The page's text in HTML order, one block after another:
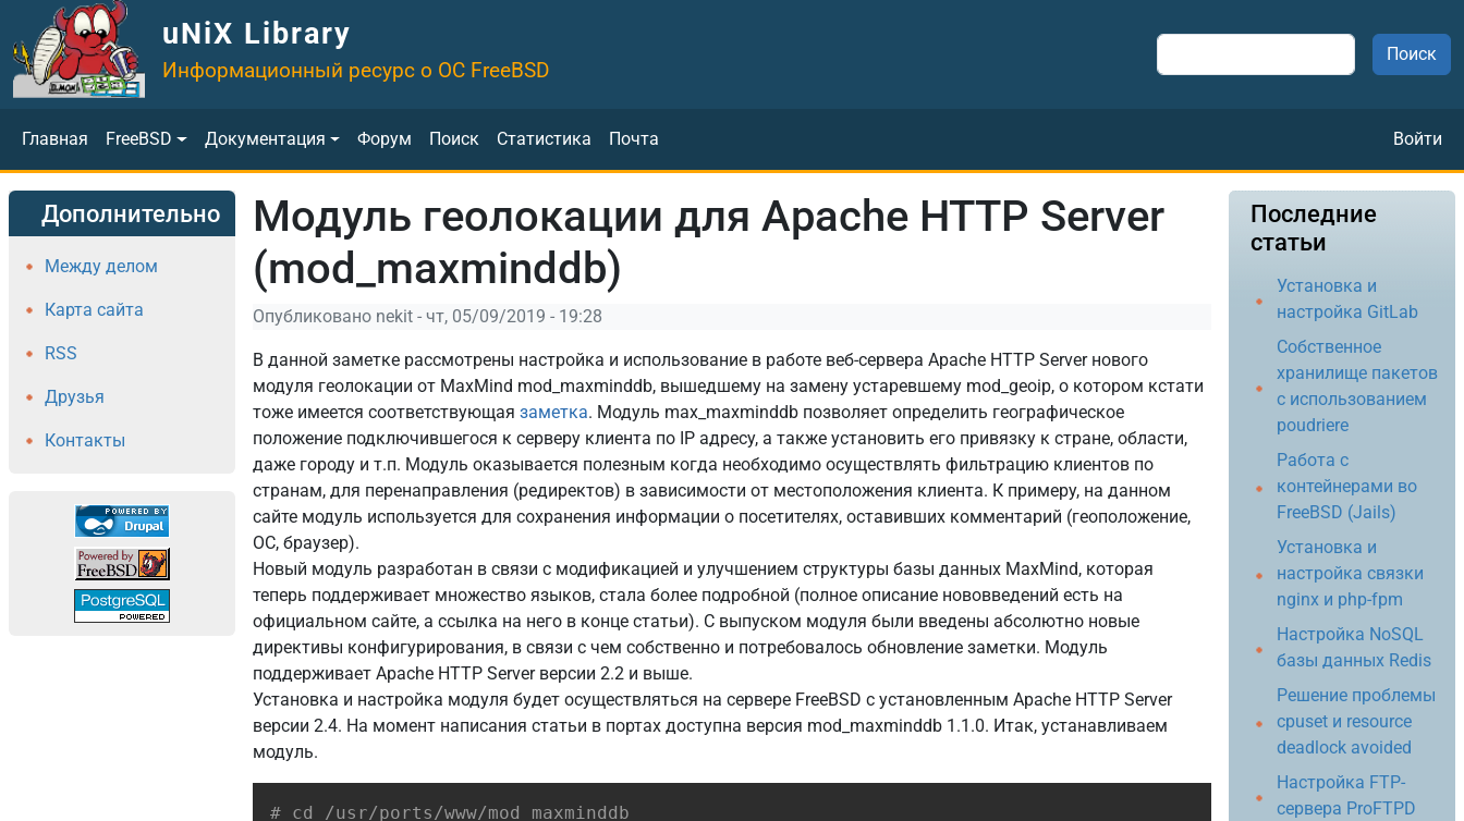
Перейти к основному содержанию
uNiX Library
Информационный ресурс о ОС FreeBSD
Поиск
Основная навигация
Главная FreeBSD Документация Форум Поиск Статистика Почта Войти
Дополнительно
Между делом
Карта сайта
RSS
Друзья
Контакты
Модуль геолокации для Apache HTTP Server
(mod_maxminddb)
Опубликовано nekit - чт, 05/09/2019 - 19:28
В данной заметке рассмотрены настройка и использование в работе веб-сервера Apache HTTP Server нового
модуля геолокации от MaxMind mod_maxminddb, вышедшему на замену устаревшему mod_geoip, о котором кстати
тоже имеется соответствующая заметка. Модуль max_maxminddb позволяет определить географическое
положение подключившегося к серверу клиента по IP адресу, а также установить его привязку к стране, области,
даже городу и т.п. Модуль оказывается полезным когда необходимо осуществлять фильтрацию клиентов по
странам, для перенаправления (редиректов) в зависимости от местоположения клиента. К примеру, на данном
сайте модуль используется для сохранения информации о посетителях, оставивших комментарий (геоположение,
ОС, браузер).
Новый модуль разработан в связи с модификацией и улучшением структуры базы данных MaxMind, которая
теперь поддерживает множество языков, стала более подробной (полное описание нововведений есть на
официальном сайте, а ссылка на него в конце статьи). С выпуском модуля были введены абсолютно новые
директивы конфигурирования, в связи с чем собственно и потребовалось обновление заметки. Модуль
поддерживает Apache HTTP Server версии 2.2 и выше.
Установка и настройка модуля будет осуществляться на сервере FreeBSD с установленным Apache HTTP Server
версии 2.4. На момент написания статьи в портах доступна версия mod_maxminddb 1.1.0. Итак, устанавливаем
модуль.
# cd /usr/ports/www/mod_maxminddb
Последние
статьи
Установка и
настройка GitLab
Собственное
хранилище пакетов
с использованием
poudriere
Работа с
контейнерами во
FreeBSD (Jails)
Установка и
настройка связки
nginx и php-fpm
Настройка NoSQL
базы данных Redis
Решение проблемы
cpuset и resource
deadlock avoided
Настройка FTP-
сервера ProFTPD